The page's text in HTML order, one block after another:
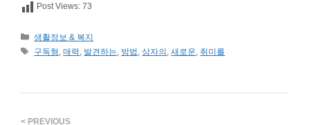
Post Views: 73
카
테
생활정보 & 복지
태
구독형 ,매력 발견하는 방법 ,상자의 ,새로운 ,취미를